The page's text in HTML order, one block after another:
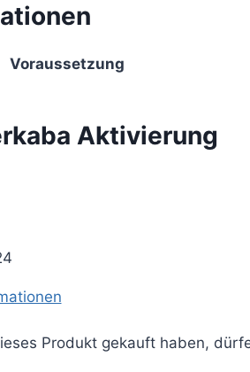
Voraussetzung
Aktivierung
Produkt gekauft haben,